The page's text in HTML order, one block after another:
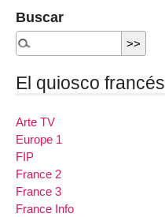
Buscar
El quiosco francés
Arte TV
Europe 1
FIP
France 2
France 3
France Info